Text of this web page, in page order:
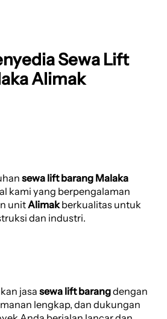
Sewa Lift
Alimak
sewa lift barang Malaka
kami yang berpengalaman
unitAlimakberkualitas untuk
dan industri.
jasa sewa lift barangdengan
lengkap, dan dukungan